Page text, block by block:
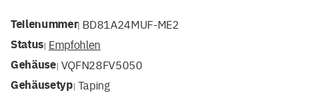
Teilenummer| BD81A24MUF-ME2
Status| Empfohlen
Gehäuse| VQFN28FV5050
Gehäusetyp| Taping